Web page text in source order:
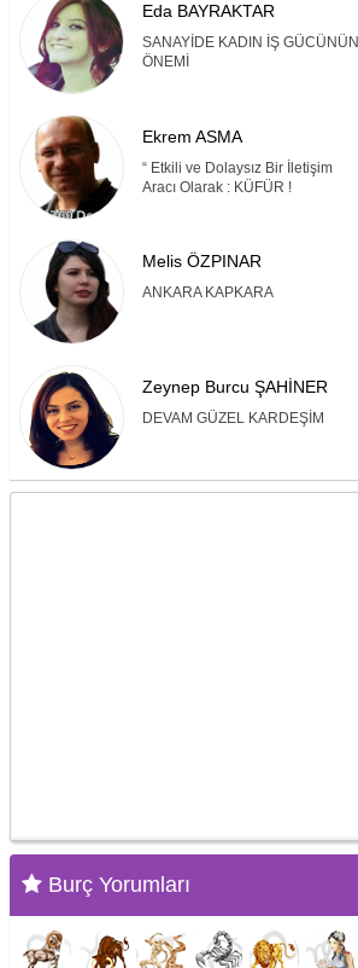
Eda BAYRAKTAR
SANAYİDE KADIN İŞ GÜCÜNÜN
ÖNEMİ
Ekrem ASMA
“ Etkili ve Dolaysız Bir İletişim
Aracı Olarak : KÜFÜR !
Melis ÖZPINAR
ANKARA KAPKARA
Zeynep Burcu ŞAHİNER
DEVAM GÜZEL KARDEŞİM
Burç Yorumları